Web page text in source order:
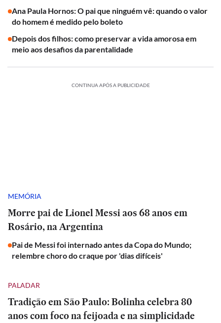
Ana Paula Hornos: O pai que ninguém vê: quando o valor
do homem é medido pelo boleto
Depois dos filhos: como preservar a vida amorosa em
meio aos desafios da parentalidade
CONTINUA APÓS A PUBLICIDADE
MEMÓRIA
Morre pai de Lionel Messi aos 68 anos em
Rosário, na Argentina
Pai de Messi foi internado antes da Copa do Mundo;
relembre choro do craque por 'dias difíceis'
PALADAR
Tradição em São Paulo: Bolinha celebra 80
anos com foco na feijoada e na simplicidade